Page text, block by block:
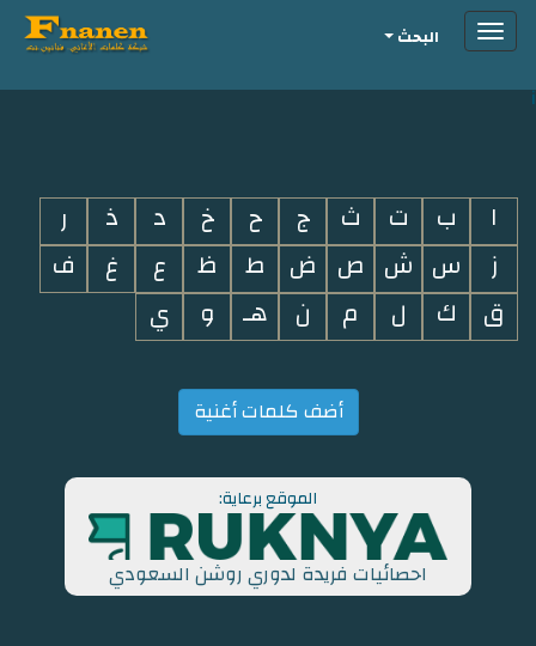
i
Toggleالبحث
ا ب ت ث ج ح خ د ذ
ر
ز
س ش ص ض ط ظ ع غ
ف
ق
ك ل م ن هـ و ي
أضف كلمات أغنية
الموقع برعاية:
احصائيات فريدة لدوري روشن السعودي